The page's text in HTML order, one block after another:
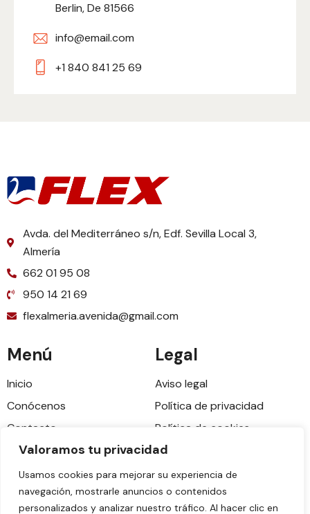
Valoramos tu privacidad
Usamos cookies para mejorar su experiencia de
navegación, mostrarle anuncios o contenidos
personalizados y analizar nuestro tráfico. Al hacer clic en
Berlin, De 81566
info@email.com
+1 840 841 25 69
Avda. del Mediterráneo s/n, Edf. Sevilla Local 3,
Almería
662 01 95 08
950 14 21 69
flexalmeria.avenida@gmail.com
Menú
Inicio
Conócenos
Contacto
Blog
Legal
Aviso legal
Política de privacidad
Política de cookies
Accesibilidad